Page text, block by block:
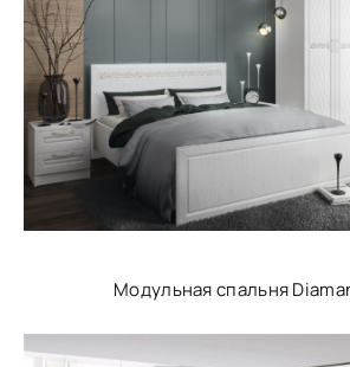
Модульная спальня